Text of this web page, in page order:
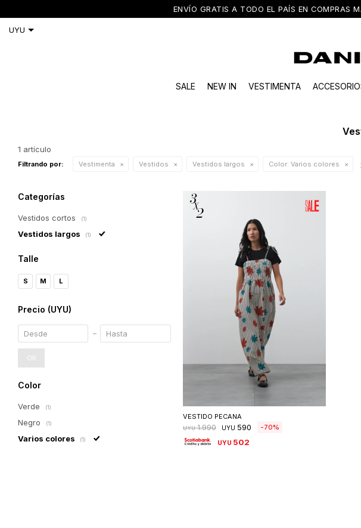
ENVÍO GRATIS A TODO EL PAÍS EN COMPRAS
SALE NEW IN VESTIMENTA
1 artículo
Filtrando por: Vestimenta Vestidos Vestidos largos Color: Varios colores
VESTIDO PECANA
UYU 1.990 UYU 590 70
UYU 502
Categorías
Vestidos cortos (1)
Vestidos largos (1)
Talle
S M L
Precio (UYU)
OK
Color
Verde (1)
Negro (1)
Varios colores (1)